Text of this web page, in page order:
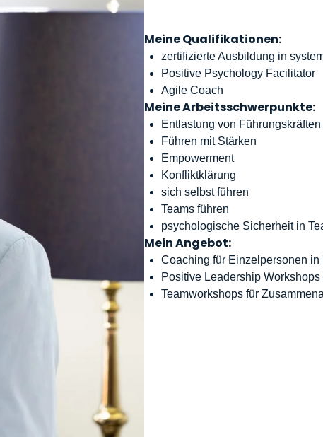
Meine Qualifikationen:
zertifizierte Ausbildung in
Positive Psychology Facilitator
Agile Coach
Meine Arbeitsschwerpunkte:
Entlastung von Führungskräften
Führen mit Stärken
Empowerment
Konfliktklärung
sich selbst führen
Teams führen
psychologische Sicherheit in
Mein Angebot:
Coaching für Einzelpersonen
Positive Leadership Workshops
Teamworkshops für